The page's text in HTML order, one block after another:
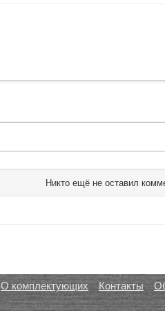
Никто ещё не оставил
О комплектующих Контакты